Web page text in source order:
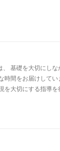
基礎を大切にし
間をお届けして
大切にする指導